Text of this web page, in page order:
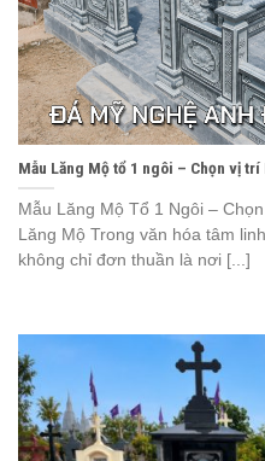
Mẫu Lăng Mộ tổ 1 ngôi – Chọn vị
Mẫu Lăng Mộ Tổ 1 Ngôi –
Lăng Mộ Trong văn hóa tâm
không chỉ đơn thuần là nơi [...]